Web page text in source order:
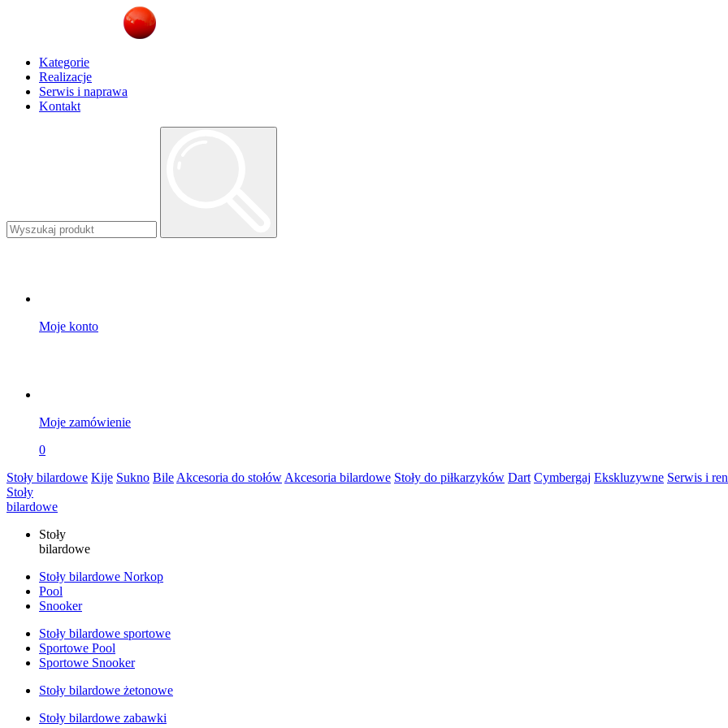
Kategorie
Realizacje
Serwis i naprawa
Kontakt
Moje konto
Moje zamówienie
0
Stoły bilardowe Kije Sukno Bile Akcesoria do stołów Akcesoria bilardowe Stoły do piłkarzyków Dart Cymbergaj Ekskluzywne Serwis i
Stoły
bilardowe
Stoły
bilardowe
Stoły bilardowe Norkop
Pool
Snooker
Stoły bilardowe sportowe
Sportowe Pool
Sportowe Snooker
Stoły bilardowe żetonowe
Stoły bilardowe zabawki